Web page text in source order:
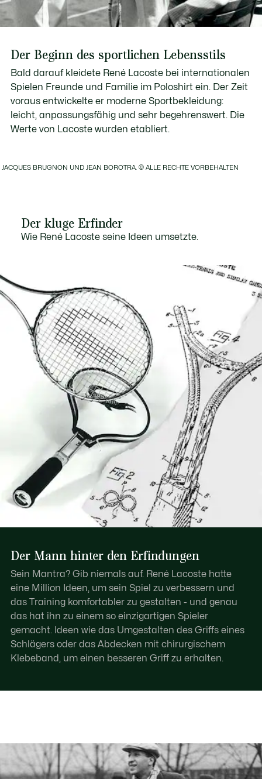
Der Beginn des sportlichen Lebensstils
Bald darauf kleidete René Lacoste bei internationalen
Spielen Freunde und Familie im Poloshirt ein. Der Zeit
voraus entwickelte er moderne Sportbekleidung:
leicht, anpassungsfähig und sehr begehrenswert. Die
Werte von Lacoste wurden etabliert.
BRUGNON UND JEAN BOROTRA. © ALLE RECHTE VORBEHALTEN
Der kluge Erfinder
Wie René Lacoste seine Ideen umsetzte.
Der Mann hinter den Erfindungen
Sein Mantra? Gib niemals auf. René Lacoste hatte
eine Million Ideen, um sein Spiel zu verbessern und
das Training komfortabler zu gestalten - und genau
das hat ihn zu einem so einzigartigen Spieler
gemacht. Ideen wie das Umgestalten des Griffs eines
Schlägers oder das Abdecken mit chirurgischem
Klebeband, um einen besseren Griff zu erhalten.